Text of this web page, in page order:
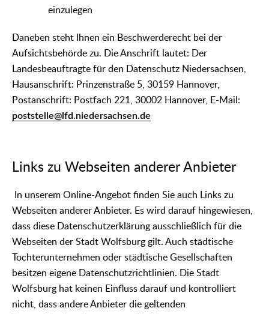
einzulegen
Daneben steht Ihnen ein Beschwerderecht bei der
Aufsichtsbehörde zu. Die Anschrift lautet: Der
Landesbeauftragte für den Datenschutz Niedersachsen,
Hausanschrift: Prinzenstraße 5, 30159 Hannover,
Postanschrift: Postfach 221, 30002 Hannover, E-Mail:
poststelle@lfd.niedersachsen.de
Links zu Webseiten anderer Anbieter
In unserem Online-Angebot finden Sie auch Links zu
Webseiten anderer Anbieter. Es wird darauf hingewiesen,
dass diese Datenschutzerklärung ausschließlich für die
Webseiten der Stadt Wolfsburg gilt. Auch städtische
Tochterunternehmen oder städtische Gesellschaften
besitzen eigene Datenschutzrichtlinien. Die Stadt
Wolfsburg hat keinen Einfluss darauf und kontrolliert
nicht, dass andere Anbieter die geltenden